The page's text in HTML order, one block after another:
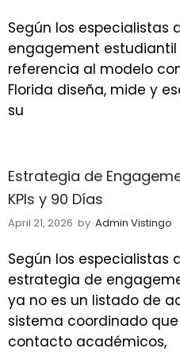
Según los especialistas
engagement estudiantil
referencia al modelo
Florida diseña, mide y
su
Estrategia de
KPIs y 90 Días
April 21, 2026 by Admin Vistingo
Según los especialistas
estrategia de
ya no es un listado de
sistema coordinado
contacto académicos,